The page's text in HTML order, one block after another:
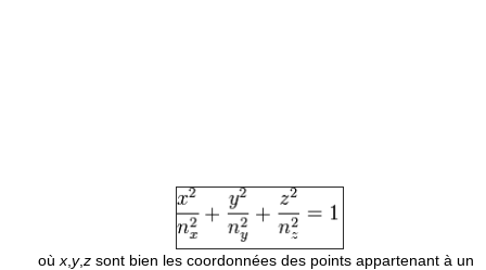
où x y,z sont bien les coordonnées des points appartenant à un